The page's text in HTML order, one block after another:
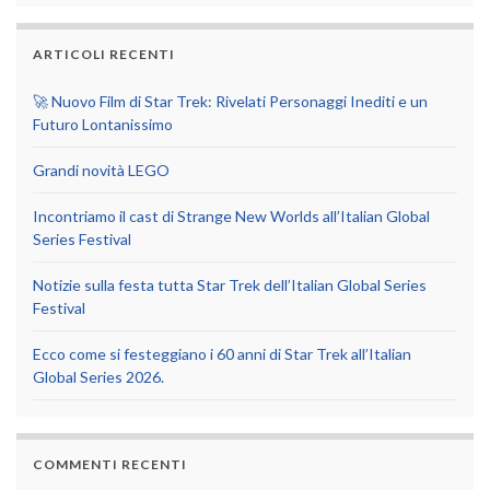
ARTICOLI RECENTI
🚀 Nuovo Film di Star Trek: Rivelati Personaggi Inediti e un
Futuro Lontanissimo
Grandi novità LEGO
Incontriamo il cast di Strange New Worlds all’Italian Global
Series Festival
Notizie sulla festa tutta Star Trek dell’Italian Global Series
Festival
Ecco come si festeggiano i 60 anni di Star Trek all’Italian
Global Series 2026.
COMMENTI RECENTI